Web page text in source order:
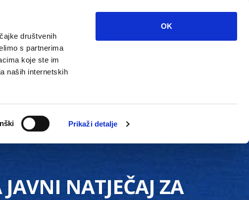
društvenih
s partnerima
koje ste im
naših internetskih
Prikaži detalje
OK
NATJEČAJ ZA